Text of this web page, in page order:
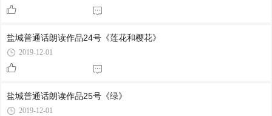
盐城普通话朗读作品24号《莲花和樱花》
2019-12-01
盐城普通话朗读作品25号《绿》
2019-12-01